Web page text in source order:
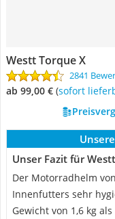
Westt Torque X
2841
ab 99,00 € ( Sofort
Unser Fazit für
Der Motorradhelm
Innenfutters sehr
Gewicht von 1,6 kg